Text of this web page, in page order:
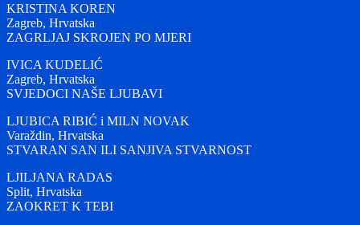
KRISTINA KOREN
Zagreb, Hrvatska
ZAGRLJAJ SKROJEN PO MJERI
IVICA KUDELIĆ
Zagreb, Hrvatska
SVJEDOCI NAŠE LJUBAVI
LJUBICA RIBIĆ i MILN NOVAK
Varaždin, Hrvatska
STVARAN SAN ILI SANJIVA STVARNOST
LJILJANA RADAS
Split, Hrvatska
ZAOKRET K TEBI